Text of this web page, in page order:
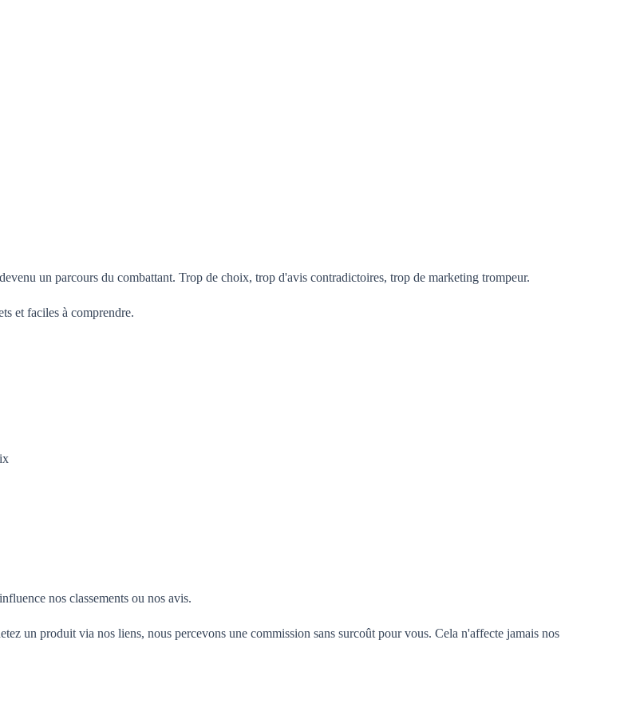
un parcours du combattant. Trop de choix, trop d'avis contradictoires, trop de marketing trompeur.
et faciles à comprendre.
nos classements ou nos avis.
un produit via nos liens, nous percevons une commission sans surcoût pour vous. Cela n'affecte jamais nos